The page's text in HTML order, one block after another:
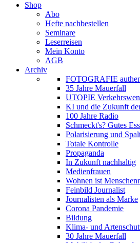
Shop
Abo
Hefte nachbestellen
Seminare
Leserreisen
Mein Konto
AGB
Archiv
FOTOGRAFIE
35 Jahre Mauerfall
UTOPIE
KI und die Zukunft
100 Jahre Radio
Schmeckt's? Gutes
Polarisierung und
Totale Kontrolle
Propaganda
In Zukunft nachhaltig
Medienfrauen
Wohnen ist
Feinbild Journalist
Journalisten als Marke
Corona Pandemie
Bildung
Klima- und
30 Jahre Mauerfall